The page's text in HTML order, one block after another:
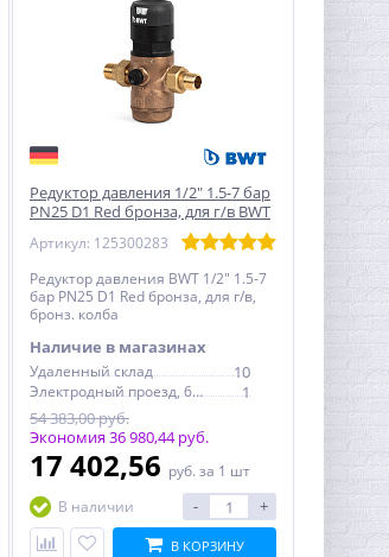
Редуктор давления 1/2" 1.5-7 бар
PN25 D1 Red бронза, для г/в BWT
Артикул: 125300283
Редуктор давления BWT 1/2" 1.5-7
бар PN25 D1 Red бронза, для г/в,
бронз. колба
Наличие в магазинах
Удаленный склад 10
Электродный проезд, 6с1
1
54 383,00 руб.
Экономия 36 980,44 руб.
17 402,56 руб. за 1 шт
В наличии
- +
В КОРЗИНУ